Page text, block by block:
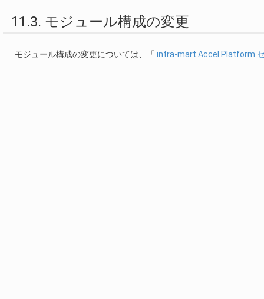
11.3. モジュール構成の変更
モジュール構成の変更については、「 intra-mart Accel Platform